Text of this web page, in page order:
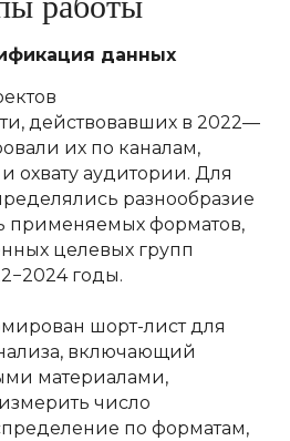
данных
действовавших в 2022—
их по каналам,
охвату аудитории. Для
разнообразие
применяемых форматов,
целевых групп
годы.
шорт-лист для
включающий
материалами,
число
по форматам,